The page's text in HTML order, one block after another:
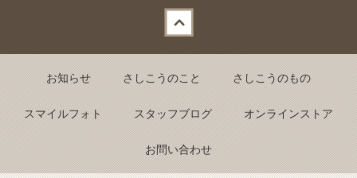
お知らせ さしこうのこと さしこうのもの
スマイルフォト スタッフブログ オンラインストア
お問い合わせ
Back to top